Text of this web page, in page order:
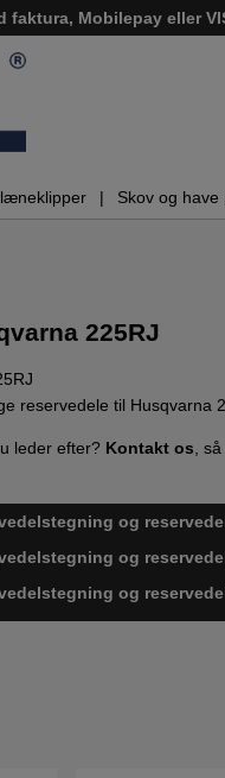
faktura, Mobilepay eller
Skov og have
225RJ
reservedele til Husqvarna
leder efter? Kontakt os,
og
og
og